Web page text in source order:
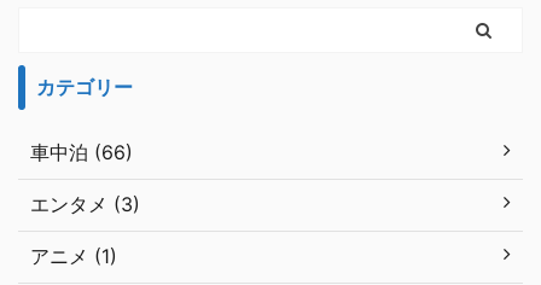
カテゴリー
車中泊 (66)
エンタメ (3)
アニメ (1)